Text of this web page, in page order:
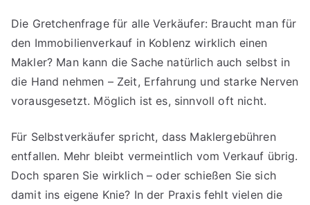
Die Gretchenfrage für alle Verkäufer: Braucht man für
den Immobilienverkauf in Koblenz wirklich einen
Makler? Man kann die Sache natürlich auch selbst in
die Hand nehmen – Zeit, Erfahrung und starke Nerven
vorausgesetzt. Möglich ist es, sinnvoll oft nicht.
Für Selbstverkäufer spricht, dass Maklergebühren
entfallen. Mehr bleibt vermeintlich vom Verkauf übrig.
Doch sparen Sie wirklich – oder schießen Sie sich
damit ins eigene Knie? In der Praxis fehlt vielen die